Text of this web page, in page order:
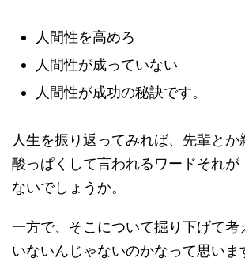
人間性を高めろ
人間性が成っていない
人間性が成功の秘訣です。
人生を振り返ってみれば、先輩とか
酸っぱくして言われるワードそれが
ないでしょうか。
一方で、そこについて掘り下げて考
いないんじゃないのかなって思いま